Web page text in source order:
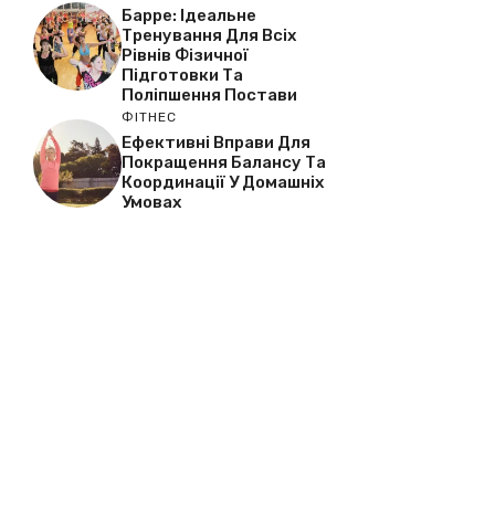
Барре: Ідеальне
Тренування Для Всіх
Рівнів Фізичної
Підготовки Та
Поліпшення Постави
ФІТНЕС
Ефективні Вправи Для
Покращення Балансу Та
Координації У Домашніх
Умовах